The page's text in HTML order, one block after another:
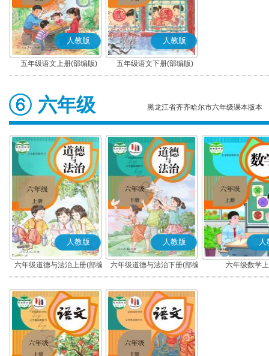
人教版
五年级语文上册(部编版)
人教版
五年级语文下册(部编版)
六年级 黑龙江省齐齐哈尔市六年级课本版本
人教版
六年级道德与法治上册(部编
版)
人教版
六年级道德与法治下册(部编
版)
人
六年级数学